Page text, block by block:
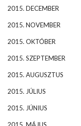
2015. DECEMBER
2015. NOVEMBER
2015. OKTÓBER
2015. SZEPTEMBER
2015. AUGUSZTUS
2015. JÚLIUS
2015. JÚNIUS